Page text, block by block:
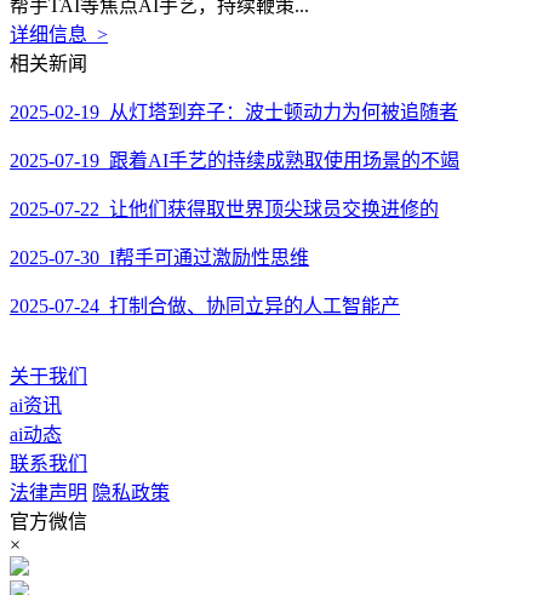
帮手TAI等焦点AI手艺，持续鞭策...
详细信息 >
相关新闻
2025-02-19 从灯塔到弃子：波士顿动力为何被追随者
2025-07-19 跟着AI手艺的持续成熟取使用场景的不竭
2025-07-22 让他们获得取世界顶尖球员交换进修的
2025-07-30 I帮手可通过激励性思维
2025-07-24 打制合做、协同立异的人工智能产
关于我们
ai资讯
ai动态
联系我们
法律声明 隐私政策
官方微信
×